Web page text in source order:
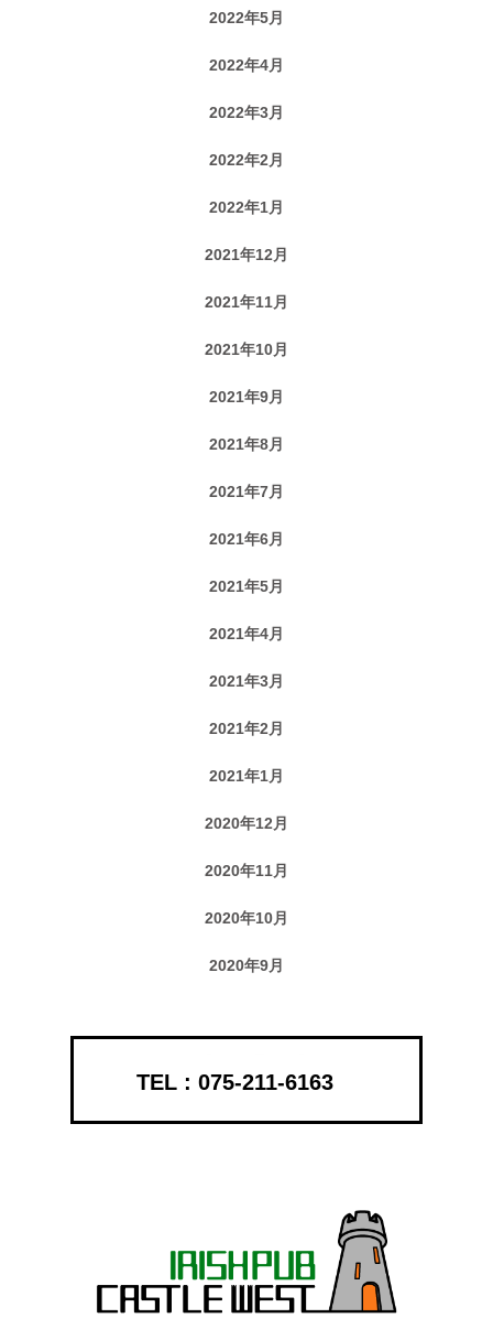
2022年5月
2022年4月
2022年3月
2022年2月
2022年1月
2021年12月
2021年11月
2021年10月
2021年9月
2021年8月
2021年7月
2021年6月
2021年5月
2021年4月
2021年3月
2021年2月
2021年1月
2020年12月
2020年11月
2020年10月
2020年9月
075-211-6163